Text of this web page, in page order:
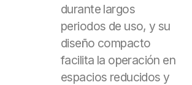
durante largos
periodos de uso, y su
diseño compacto
facilita la operación en
espacios reducidos y